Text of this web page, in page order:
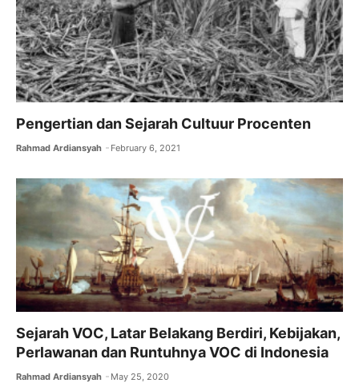
Pengertian dan Sejarah Cultuur Procenten
Rahmad Ardiansyah February 6, 2021
Sejarah VOC, Latar Belakang Berdiri, Kebijakan,
Perlawanan dan Runtuhnya VOC di Indonesia
Rahmad Ardiansyah May 25, 2020